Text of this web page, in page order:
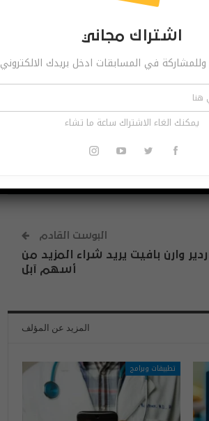
ادخل بريدك الالكتروني
اشترك
البوست القادم
وارن بافيت يريد شراء المزيد من
أسهم آبل
المزيد عن المؤلف
تطبيقات وبرامج
اشتراك مجاني
وللمشاركة في المسابقات ادخل بريدك الالكتروني
يمكنك الغاء الاشتراك ساعة ما تشاء